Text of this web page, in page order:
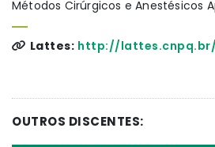
Métodos Cirúrgicos e Anestésicos
Lattes: http://lattes.cnpq.br/
OUTROS DISCENTES: